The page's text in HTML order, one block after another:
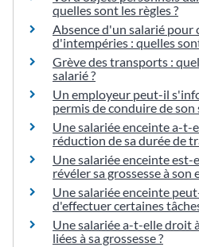
quelles sont les règles ?
Absence d'un salarié pour
d'intempéries : quelles
Grève des transports :
salarié ?
Un employeur peut-il
permis de conduire de son
Une salariée enceinte a-t-
réduction de sa durée de
Une salariée enceinte est-
révéler sa grossesse à son
Une salariée enceinte
d'effectuer certaines
Une salariée a-t-elle droit
liées à sa grossesse ?